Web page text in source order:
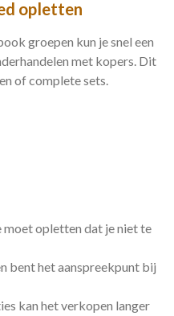
opletten
groepen kun je snel een
met kopers. Dit
of complete sets.
moet opletten dat je niet te
bent het aanspreekpunt bij
kan het verkopen langer